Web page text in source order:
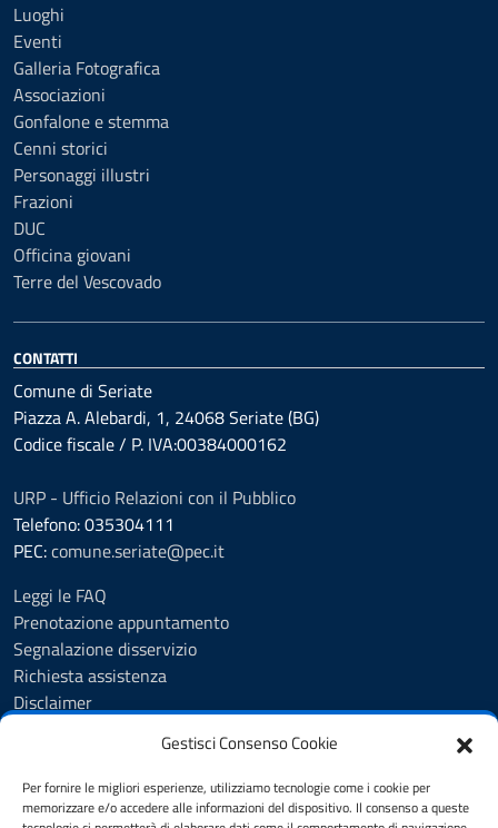
Gestisci Consenso Cookie
Per fornire le migliori esperienze, utilizziamo tecnologie come i cookie per
memorizzare e/o accedere alle informazioni del dispositivo. Il consenso a queste
Luoghi
Eventi
Galleria Fotografica
Associazioni
Gonfalone e stemma
Cenni storici
Personaggi illustri
Frazioni
DUC
Officina giovani
Terre del Vescovado
CONTATTI
Comune di Seriate
Piazza A. Alebardi, 1, 24068 Seriate (BG)
Codice fiscale / P. IVA:00384000162
URP - Ufficio Relazioni con il Pubblico
Telefono: 035304111
PEC:comune.seriate@pec.it
Leggi le FAQ
Prenotazione appuntamento
Segnalazione disservizio
Richiesta assistenza
Disclaimer
Cookie Policy
Informativa privacy